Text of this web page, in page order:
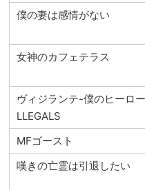
僕の妻は感情がない
女神のカフェテラス
ヴィジランテ-僕のヒーロ
LLEGALS
MFゴースト
嘆きの亡霊は引退したい